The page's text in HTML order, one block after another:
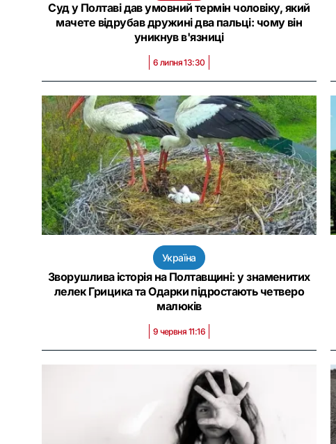
Суд у Полтаві дав умовний термін чоловіку, який
мачете відрубав дружині два пальці: чому він
уникнув в'язниці
6 липня 13:30
Україна
Зворушлива історія на Полтавщині: у знаменитих
лелек Грицика та Одарки підростають четверо
малюків
9 червня 11:16